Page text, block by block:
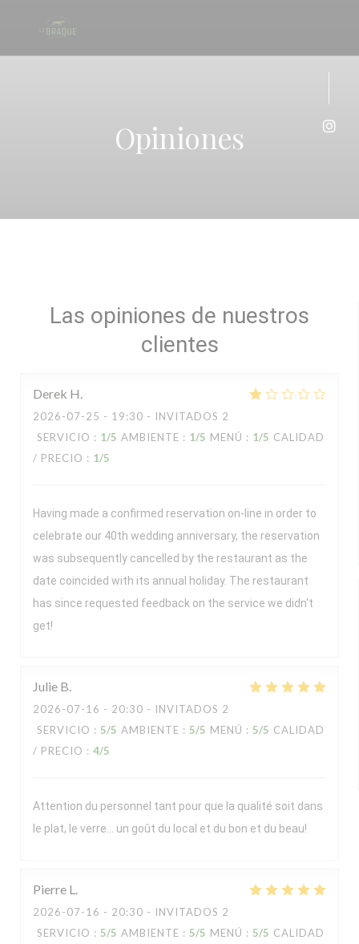
Opiniones
Las opiniones de nuestros
clientes
Derek H
2026-07-25 - 19:30 - INVITADOS 2
SERVICIO : 1/5 AMBIENTE : 1/5 MENÚ : 1/5 CALIDAD
/ PRECIO : 1/5
Having made a confirmed reservation on-line in order to
celebrate our 40th wedding anniversary, the reservation
was subsequently cancelled by the restaurant as the
date coincided with its annual holiday. The restaurant
has since requested feedback on the service we didn't
get!
Julie B
2026-07-16 - 20:30 - INVITADOS 2
SERVICIO : 5/5 AMBIENTE : 5/5 MENÚ : 5/5 CALIDAD
/ PRECIO : 4/5
Attention du personnel tant pour que la qualité soit dans
le plat, le verre… un goût du local et du bon et du beau!
Pierre L
2026-07-16 - 20:30 - INVITADOS 2
SERVICIO : 5/5 AMBIENTE : 5/5 MENÚ : 5/5 CALIDAD